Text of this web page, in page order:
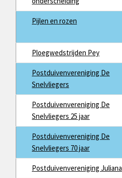
Pijlen en rozen
Ploegwedstrijden Pey
Postduivenvereniging De
Snelvliegers
Postduivenvereniging De
Snelvliegers 25 jaar
Postduivenvereniging De
Snelvliegers 70 jaar
Postduivenvereniging Juliana